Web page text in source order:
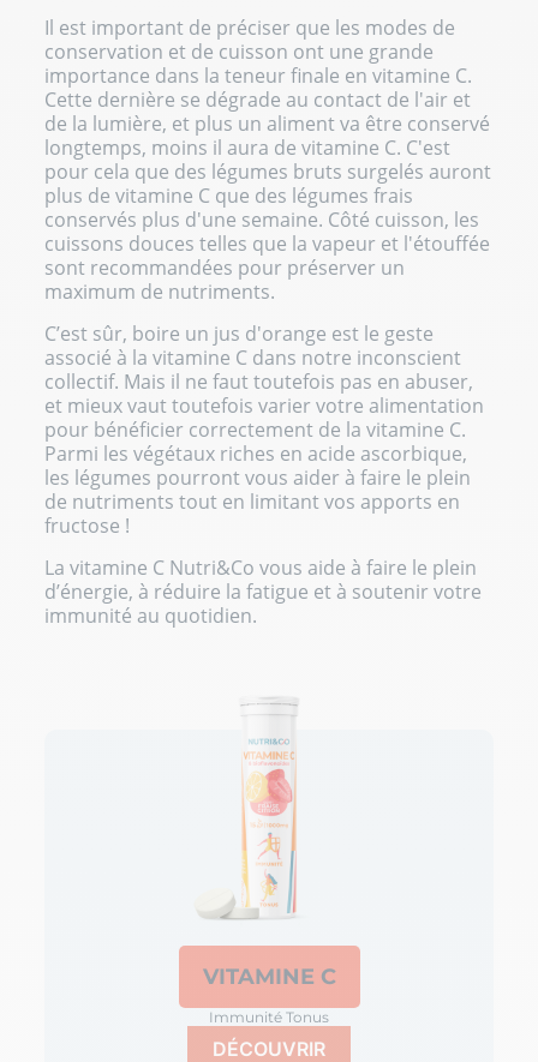
Il est important de préciser que les modes de
conservation et de cuisson ont une grande
importance dans la teneur finale en vitamine C.
Cette dernière se dégrade au contact de l'air et
de la lumière, et plus un aliment va être conservé
longtemps, moins il aura de vitamine C. C'est
pour cela que des légumes bruts surgelés auront
plus de vitamine C que des légumes frais
conservés plus d'une semaine. Côté cuisson, les
cuissons douces telles que la vapeur et l'étouffée
sont recommandées pour préserver un
maximum de nutriments.
C’est sûr, boire un jus d'orange est le geste
associé à la vitamine C dans notre inconscient
collectif. Mais il ne faut toutefois pas en abuser,
et mieux vaut toutefois varier votre alimentation
pour bénéficier correctement de la vitamine C.
Parmi les végétaux riches en acide ascorbique,
les légumes pourront vous aider à faire le plein
de nutriments tout en limitant vos apports en
fructose !
Lavitamine C Nutri&Co vous aide à faire le plein
d’énergie, à réduire la fatigue et à soutenir votre
immunité au quotidien.
VITAMINE C
Immunité Tonus
DÉCOUVRIR